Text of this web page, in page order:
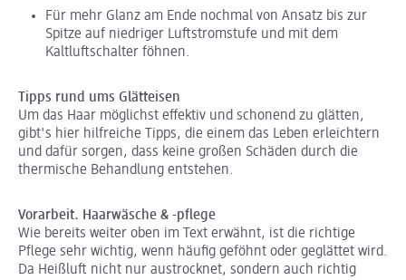
Für mehr Glanz am Ende nochmal von Ansatz bis zur
Spitze auf niedriger Luftstromstufe und mit dem
Kaltluftschalter föhnen.
Tipps rund ums Glätteisen
Um das Haar möglichst effektiv und schonend zu glätten,
gibt's hier hilfreiche Tipps, die einem das Leben erleichtern
und dafür sorgen, dass keine großen Schäden durch die
thermische Behandlung entstehen.
Vorarbeit. Haarwäsche & -pflege
Wie bereits weiter oben im Text erwähnt, ist die richtige
Pflege sehr wichtig, wenn häufig geföhnt oder geglättet wird.
Da Heißluft nicht nur austrocknet, sondern auch richtig